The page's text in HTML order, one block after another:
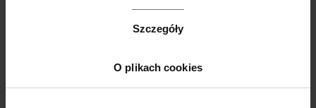
Szczegóły
O plikach cookies